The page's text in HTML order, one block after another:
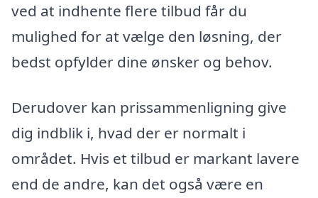
ved at indhente flere tilbud får du
mulighed for at vælge den løsning, der
bedst opfylder dine ønsker og behov.
Derudover kan prissammenligning give
dig indblik i, hvad der er normalt i
området. Hvis et tilbud er markant lavere
end de andre, kan det også være en